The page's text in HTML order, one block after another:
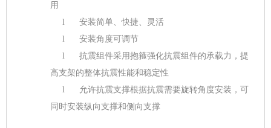
用
l
安装简单、快捷、灵活
l
安装角度可调节
l
抗震组件采用抱箍强化抗震组件的承载力，提
高支架的整体抗震性能和稳定性
l
允许抗震支撑根据抗震需要旋转角度安装，可
同时安装纵向支撑和侧向支撑